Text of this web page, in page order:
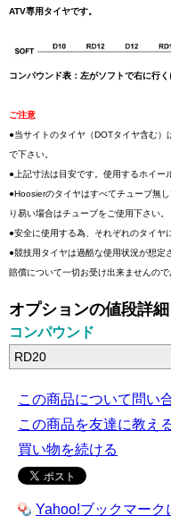
ATV専用タイヤです。
コンパウンド表：左がソフトで右に行く
ご注意
●当サイトのタイヤ（DOTタイヤ含む
で下さい。
●上記寸法は目安です。使用するホイー
●Hoosierのタイヤはすべてチューブ無
り易い場合はチューブをご使用下さい。
●安全に使用する為、それぞれのタイヤ
●競技用タイヤは過酷な使用状況が想定
賠償について一切お受け出来ませんので
オプションの値段詳細
コンパウンド
RD20
この商品について問い
この商品を友達に教え
買い物を続ける
Yahoo!ブックマーク